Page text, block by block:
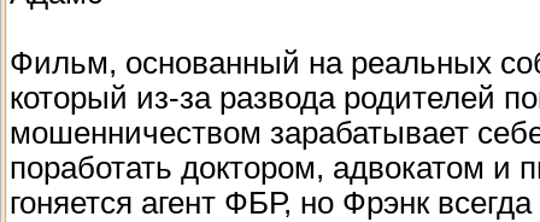
Фильм, основанный на реальных
который из-за развода родителей
мошенничеством зарабатывает
поработать доктором, адвокатом и
гоняется агент ФБР, но Фрэнк